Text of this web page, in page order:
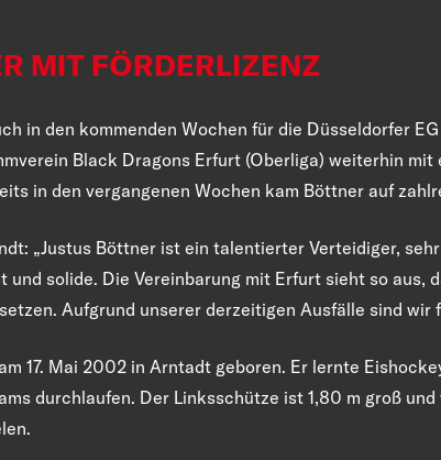
MIT FÖRDERLIZENZ
in den kommenden Wochen für die Düsseldorfer
Black Dragons Erfurt (Oberliga) weiterhin
in den vergangenen Wochen kam Böttner auf
„Justus Böttner ist ein talentierter Verteidiger,
und solide. Die Vereinbarung mit Erfurt sieht so aus,
Aufgrund unserer derzeitigen Ausfälle sind wir
17. Mai 2002 in Arntadt geboren. Er lernte
durchlaufen. Der Linksschütze ist 1,80 m groß